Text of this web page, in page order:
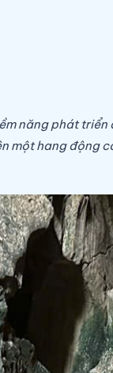
năng phát
một hang động